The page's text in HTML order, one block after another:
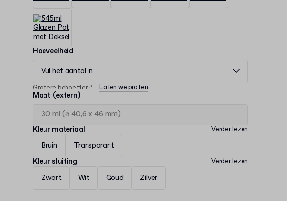
Hoeveelheid
Vul het aantal in
Grotere behoeften? Laten we praten
Maat (extern)
Kleur materiaal Verder lezen
Bruin
Transparant
Kleur sluiting
Verder lezen
Zwart Wit Goud Zilver